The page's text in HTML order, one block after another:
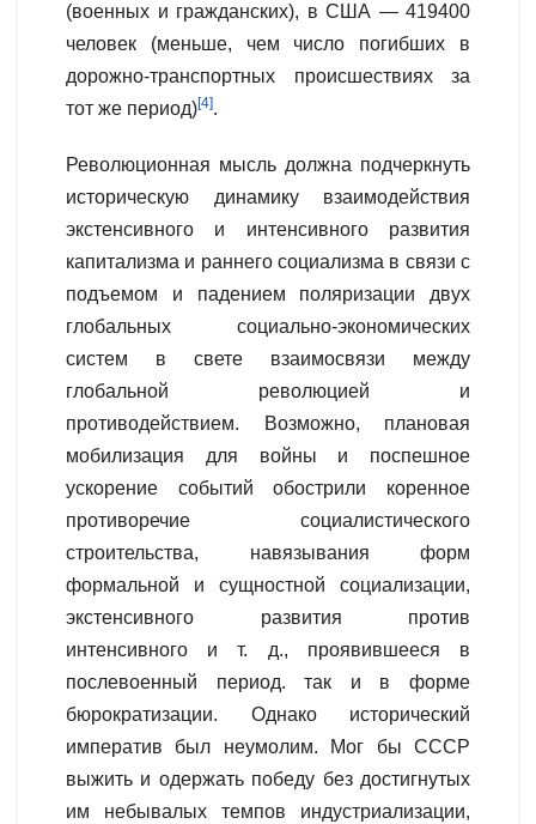
(военных и гражданских), в США — 419400
человек (меньше, чем число погибших в
дорожно-транспортных происшествиях за
тот же период)[4].
Революционная мысль должна подчеркнуть
историческую динамику взаимодействия
экстенсивного и интенсивного развития
капитализма и раннего социализма в связи с
подъемом и падением поляризации двух
глобальных социально-экономических
систем в свете взаимосвязи между
глобальной революцией и
противодействием. Возможно, плановая
мобилизация для войны и поспешное
ускорение событий обострили коренное
противоречие социалистического
строительства, навязывания форм
формальной и сущностной социализации,
экстенсивного развития против
интенсивного и т. д., проявившееся в
послевоенный период. так и в форме
бюрократизации. Однако исторический
императив был неумолим. Мог бы СССР
выжить и одержать победу без достигнутых
им небывалых темпов индустриализации,